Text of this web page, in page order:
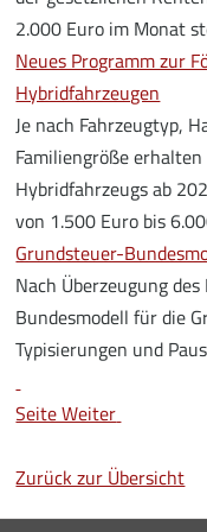
2.000 Euro im Monat
Neues Programm zur
Hybridfahrzeugen
Je nach Fahrzeugtyp,
Familiengröße
Hybridfahrzeugs ab
von 1.500 Euro bis
Grundsteuer-
Nach Überzeugung
Bundesmodell für die
Typisierungen und
Seite Weiter
Zurück zur Übersicht